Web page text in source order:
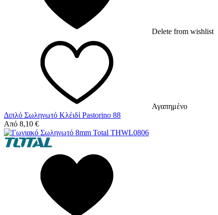
Delete from wishlist
Αγαπημένο
Διπλό Σωληνωτό Κλέιδί Pastorino 88
Από 8,10 €